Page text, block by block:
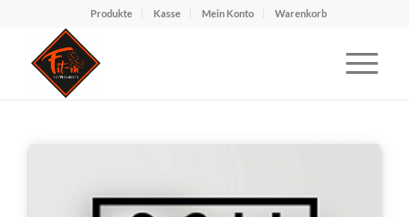
Produkte Kasse Mein Konto Warenkorb